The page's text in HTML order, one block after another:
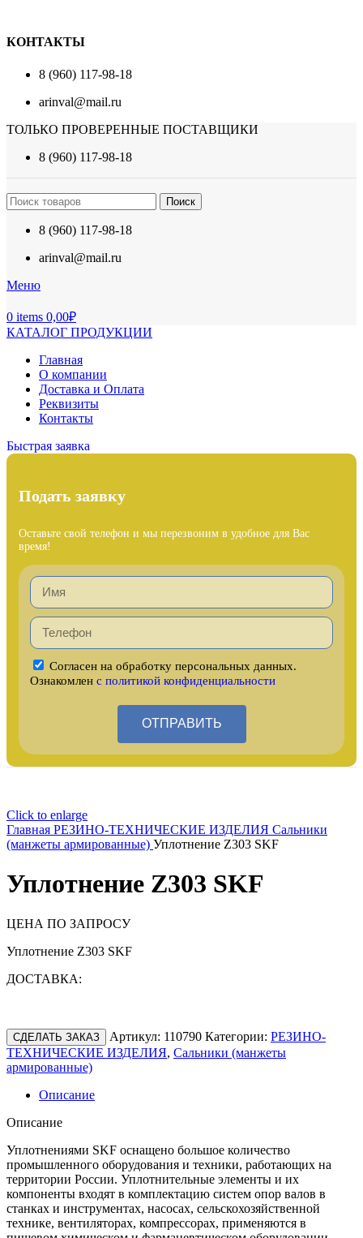
КОНТАКТЫ
8 (960) 117-98-18
arinval@mail.ru
ТОЛЬКО ПРОВЕРЕННЫЕ ПОСТАВЩИКИ
8 (960) 117-98-18
Поиск
8 (960) 117-98-18
arinval@mail.ru
Меню
0 items 0,00₽
КАТАЛОГ ПРОДУКЦИИ
Главная
О компании
Доставка и Оплата
Реквизиты
Контакты
Быстрая заявка
Подать заявку
Оставьте свой телефон и мы перезвоним в удобное для Вас
время!
Согласен на обработку персональных данных.
Ознакомлен с политикой конфиденциальности
ОТПРАВИТЬ
Click to enlarge
Главная РЕЗИНО-ТЕХНИЧЕСКИЕ ИЗДЕЛИЯ Сальники
(манжеты армированные) Уплотнение Z303 SKF
Уплотнение Z303 SKF
ЦЕНА ПО ЗАПРОСУ
Уплотнение Z303 SKF
ДОСТАВКА:
СДЕЛАТЬ ЗАКАЗ Артикул: 110790 Категории: РЕЗИНО-
ТЕХНИЧЕСКИЕ ИЗДЕЛИЯ, Сальники (манжеты
армированные)
Описание
Описание
Уплотнениями SKF оснащено большое количество
промышленного оборудования и техники, работающих на
территории России. Уплотнительные элементы и их
компоненты входят в комплектацию систем опор валов в
станках и инструментах, насосах, сельскохозяйственной
технике, вентиляторах, компрессорах, применяются в